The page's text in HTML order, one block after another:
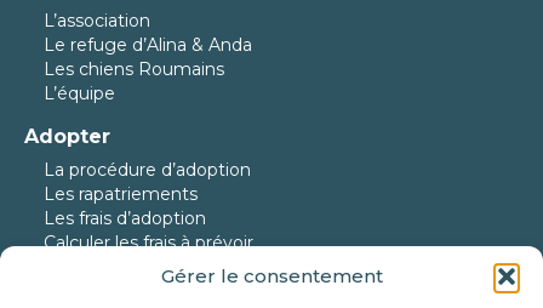
Gérer le consentement
L’association
Le refuge d’Alina & Anda
Les chiens Roumains
L’équipe
Adopter
La procédure d’adoption
Les rapatriements
Les frais d’adoption
Calculer les frais à prévoir
Nos protégés